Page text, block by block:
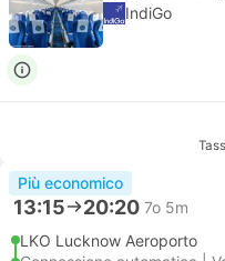
IndiGo
Più economico
13:15 20:20 7o 5m
LKO Lucknow Aeroporto